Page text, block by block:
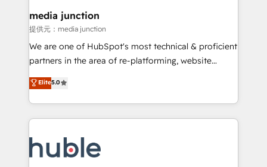
Mexico, USA, and Portugal—we've executed over a
hundred successful operations. Our approach,
rooted in RevOps principles, integrates analysis,
training, planning, and qualification. Leveraging
inbound marketing tactics, we focus on
understanding, nurturing, and converting leads.
competitive market.
media junction
提供元：media junction
We are one of HubSpot's most technical & proficient
partners in the area of re-platforming, website
design & development. We specialize in multi-hub
implementations for mid-market & enterprise
companies. We are woman-owned, powered by
coffee, and we ❤️ dogs. We produce award-winning
Impact Award 🏆2022 Technical Expertise Impact
Award 🏆2022 Platform Migration Excellence Impact
Elite5.0